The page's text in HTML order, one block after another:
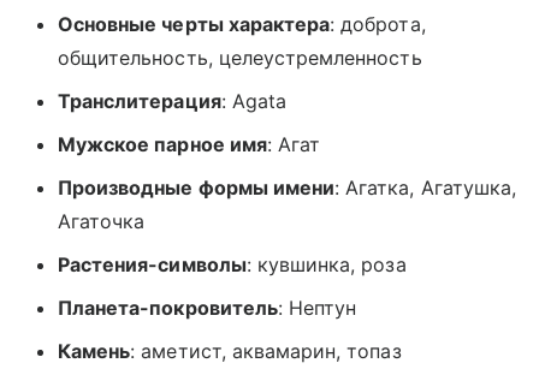
Основные черты характера: доброта,
общительность, целеустремленность
Транслитерация: Agata
Мужское парное имя: Агат
Производные формы имени: Агатка, Агатушка,
Агаточка
Растения-символы: кувшинка, роза
Планета-покровитель: Нептун
Камень: аметист, аквамарин, топаз